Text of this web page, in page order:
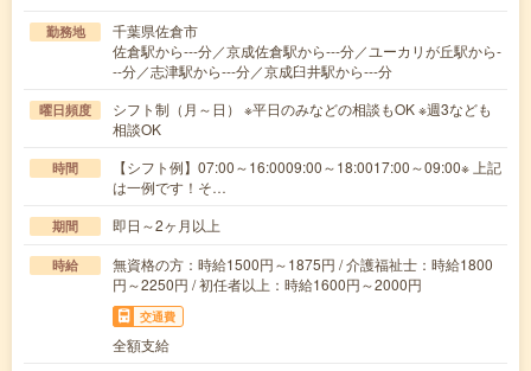
勤務地
千葉県佐倉市
佐倉駅から---分／京成佐倉駅から---分／ユーカリが丘駅から-
--分／志津駅から---分／京成臼井駅から---分
曜日頻度
シフト制（月～日） ※平日のみなどの相談もOK ※週3なども
相談OK
時間
【シフト例】07:00～16:0009:00～18:0017:00～09:00※ 上記
は一例です！そ…
期間 即日～2ヶ月以上
時給
無資格の方：時給1500円～1875円 / 介護福祉士：時給1800
円～2250円 / 初任者以上：時給1600円～2000円
交通費
全額支給